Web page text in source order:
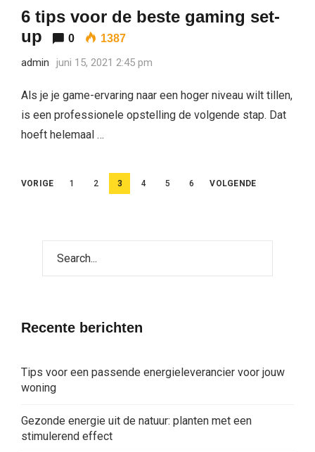
6 tips voor de beste gaming set-
up
0 1387
admin juni 15, 2021 2:45 pm
Als je je game-ervaring naar een hoger niveau wilt tillen,
is een professionele opstelling de volgende stap. Dat
hoeft helemaal …
Berichten
VORIGE 1 2 3 4 5 6 VOLGENDE
Recente berichten
Tips voor een passende energieleverancier voor jouw
woning
Gezonde energie uit de natuur: planten met een
stimulerend effect